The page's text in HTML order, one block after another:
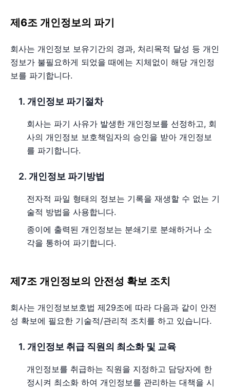
제6조 개인정보의 파기
회사는 개인정보 보유기간의 경과, 처리목적 달성 등 개인
정보가 불필요하게 되었을 때에는 지체없이 해당 개인정
보를 파기합니다.
1. 개인정보 파기절차
회사는 파기 사유가 발생한 개인정보를 선정하고, 회
사의 개인정보 보호책임자의 승인을 받아 개인정보
를 파기합니다.
2. 개인정보 파기방법
전자적 파일 형태의 정보는 기록을 재생할 수 없는 기
술적 방법을 사용합니다.
종이에 출력된 개인정보는 분쇄기로 분쇄하거나 소
각을 통하여 파기합니다.
제7조 개인정보의 안전성 확보 조치
회사는 개인정보보호법 제29조에 따라 다음과 같이 안전
성 확보에 필요한 기술적/관리적 조치를 하고 있습니다.
1. 개인정보 취급 직원의 최소화 및 교육
개인정보를 취급하는 직원을 지정하고 담당자에 한
정시켜 최소화 하여 개인정보를 관리하는 대책을 시